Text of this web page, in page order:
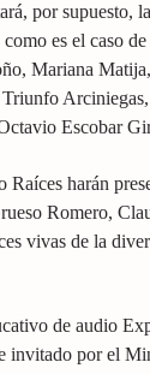
por supuesto,
es el caso
Mariana
Escobar
harán
Romero,
vivas de la
de audio
invitado por el